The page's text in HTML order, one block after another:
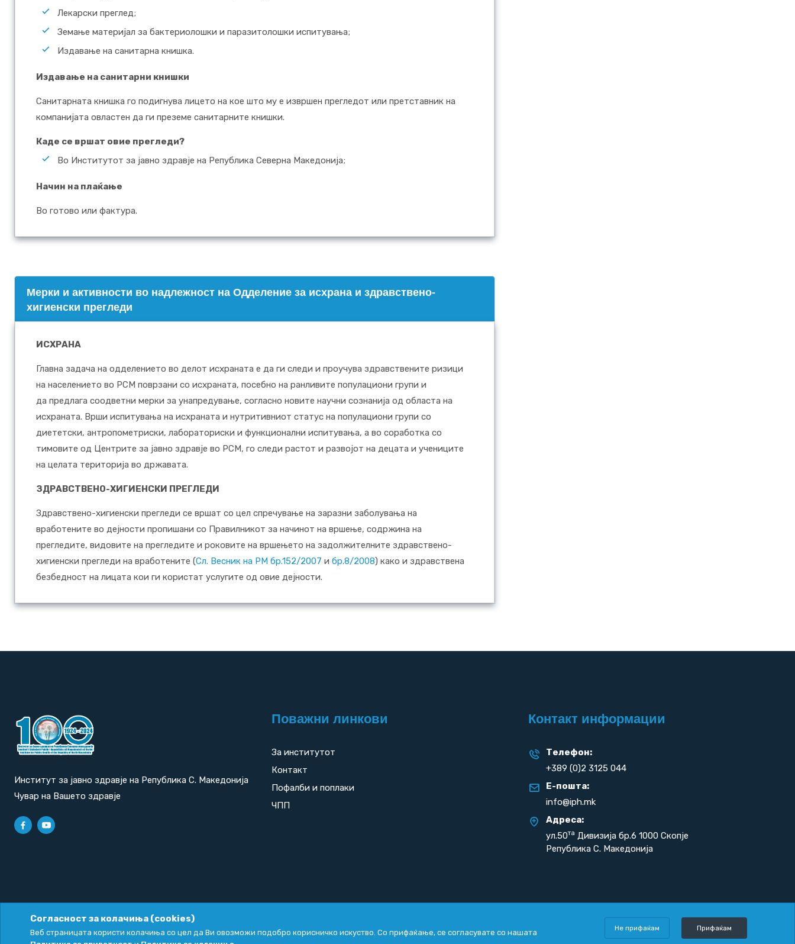
Лекарски преглед;
Земање материјал за бактериолошки и паразитолошки испитувања;
Издавање на санитарна книшка.
Издавање на санитарни книшки
Санитарната книшка го подигнува лицето на кое што му е извршен прегледот или претставник на
компанијата овластен да ги преземе санитарните книшки.
Каде се вршат овие прегледи?
Во Институтот за јавно здравје на Република Северна Македонија;
Начин на плаќање
Во готово или фактура.
Mерки и активности во надлежност на Одделение за исхрана и здравствено-
хигиенски прегледи
ИСХРАНА
Главна задача на одделението во делот исхраната е да ги следи и проучува здравствените ризици
на населението во РСМ поврзани со исхраната, посебно на ранливите популациони групи и
да предлага соодветни мерки за унапредување, согласно новите научни сознанија од областа на
исхраната. Врши испитувања на исхраната и нутритивниот статус на популациони групи со
диететски, антропометриски, лабораториски и функционални испитувања, а во соработка со
тимовите од Центрите за јавно здравје во РСМ, го следи растот и развојот на децата и учениците
на целата територија во државата.
ЗДРАВСТВЕНО-ХИГИЕНСКИ ПРЕГЛЕДИ
Здравствено-хигиенски прегледи се вршат со цел спречување на заразни заболувања на
вработените во дејности пропишани со Правилникот за начинот на вршење, содржина на
прегледите, видовите на прегледите и роковите на вршењето на задолжителните здравствено-
хигиенски прегледи на вработените (Сл. Весник на РМ бр.152/2007 и бр.8/2008) како и здравствена
безбедност на лицата кои ги користат услугите од овие дејности.
Институт за јавно здравје на Република С. Македонија
Чувар на Вашето здравје
Поважни линкови
За институтот
Контакт
Пофалби и поплаки
ЧПП
Контакт информации
Телефон:
+389 (0)2 3125 044
Е-пошта:
info@iph.mk
Адреса:
ул.50та Дивизија бр.6 1000 Скопје
Република С. Македонија
Политика за приватност | Политика за колачиња Copyright 2026. All rights reserved byUNET.
Согласност за колачиња (cookies)
Веб страницата користи колачиња со цел да Ви овозможи подобро корисничко искуство. Со прифаќање, се согласувате со нашата
Не прифаќам Прифаќам